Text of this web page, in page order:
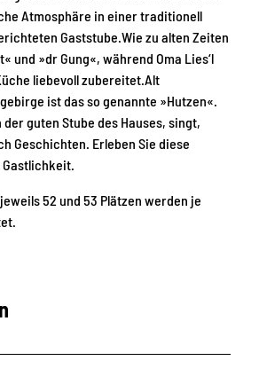
Atmosphäre in einer traditionell
Gaststube.Wie zu alten Zeiten
und »dr Gung«, während Oma Lies‘l
liebevoll zubereitet.Alt
ist das so genannte »Hutzen«.
guten Stube des Hauses, singt,
Geschichten. Erleben Sie diese
52 und 53 Plätzen werden je